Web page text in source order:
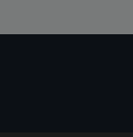
to